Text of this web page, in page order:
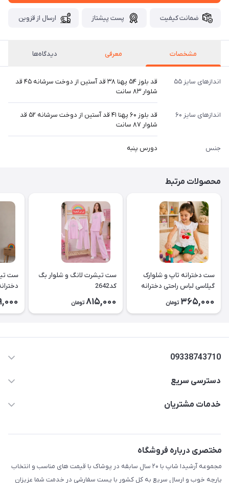
ضمانت کیفیت پست پیشتاز ارسال از قزوین
مشخصات معرفی دیدگاه‌ها
اندازهای سایز ۵۵
قد بلوز ۵۴ پهنا ۳۸ قد آستین از دوخت سرشانه ۴۵ قد
شلوار ۸۳ سانت
اندازهای سایز ۶۰
قد بلوز ۶۰ پهنا ۴۱ قد آستین از دوخت سرشانه ۵۲ قد
شلوار ۸۷ سانت
جنس دورس پنبه
محصولات مرتبط
ست دخترانه تاپ و شلوارک
گیلاسی لباس راحتی دخترانه
365,000 تومان
ست تیشرت لانگ و شلوار بگ
کد2642
815,000 تومان
ست
09338743710
دسترسی سریع
حساب کاربری
لیست محصولات
درباره ما
تماس با ما
خدمات مشتریان
مختصری درباره فروشگاه
مجموعه آرشیدا شاپ با ۲۰ سال سابقه در پوشاک با قیمت های مناسب و انتخاب
پارچه خوب و ارسال سریع به کل کشور با پست سفارشی در خدمت شما عزیزان